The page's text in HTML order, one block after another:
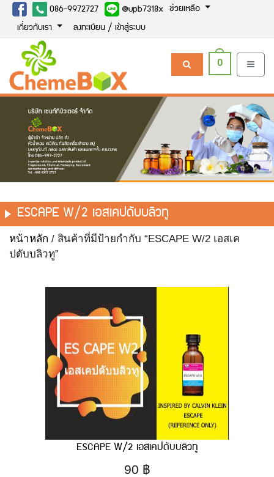
086-9972727 @upb7318x ช่วยเหลือ
เกี่ยวกับเรา ลงทะเบียน / เข้าสู่ระบบ
0
ESCAPE W/2 เอสเคปดับบลิวทู
หน้าหลัก / สินค้าที่มีป้ายกำกับ “ESCAPE W/2 เอสเค
ปดับบลิวทู”
ESCAPE W/2 เอสเคปดับบลิวทู
90 ฿